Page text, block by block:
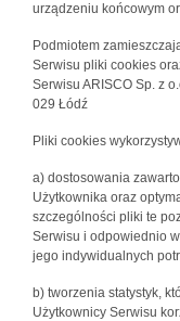
urządzeniu końcowym
Podmiotem
Serwisu pliki cookies
Serwisu ARISCO Sp. z
029 Łódź
Pliki cookies
a) dostosowania
Użytkownika oraz
szczególności pliki te
Serwisu i odpowiednio
jego indywidualnych
b) tworzenia statystyk,
Użytkownicy Serwisu